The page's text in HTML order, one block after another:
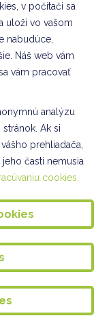
ŠKD
2025/2026
činnosti v ŠKD
v počítači sa
uloží vo vašom
nabudúce,
Náš web vám
vám pracovať
analýzu
Ak si
prehliadača,
časti nemusia
cookies.